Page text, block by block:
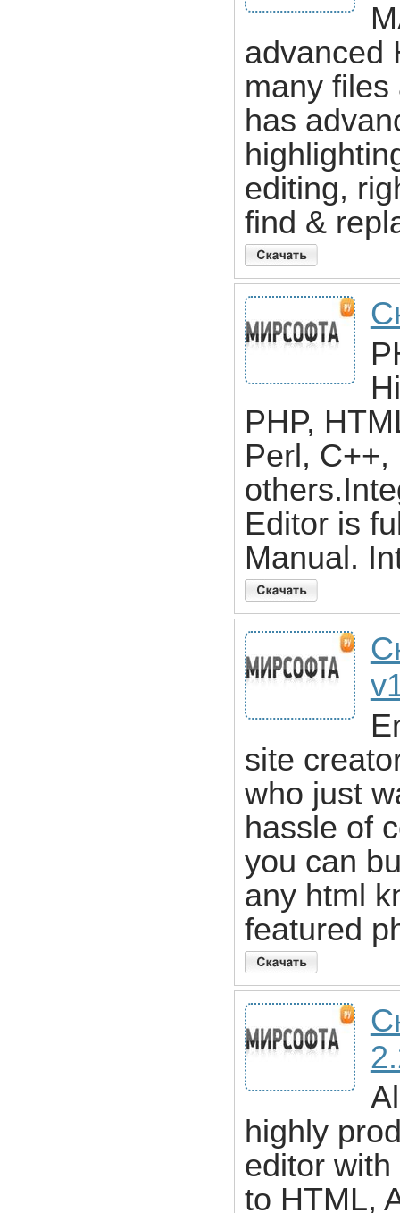
advanced
many
has
editing,
find &
PHP,
Perl,
Editor is
Manual.
site
who just
hassle of
you can
any html
featured
highly
editor
to HTML,